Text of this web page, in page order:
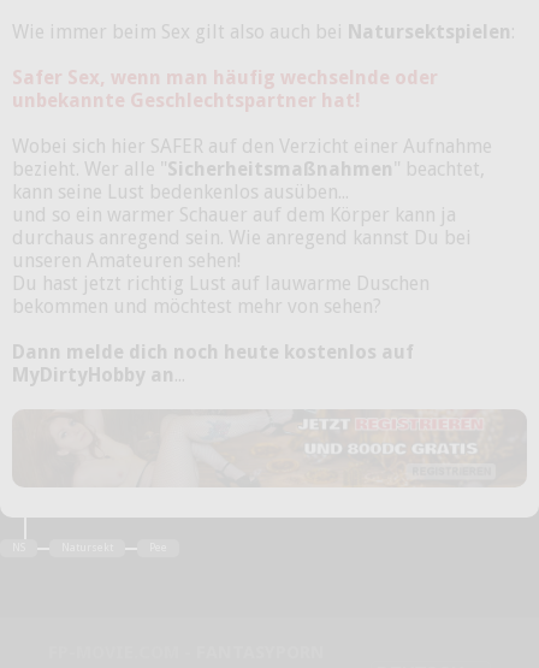
Wie immer beim Sex gilt also auch bei Natursektspielen:
Safer Sex, wenn man häufig wechselnde oder
unbekannte Geschlechtspartner hat!
Wobei sich hier SAFER auf den Verzicht einer Aufnahme
bezieht. Wer alle "Sicherheitsmaßnahmen " beachtet,
kann seine Lust bedenkenlos ausüben...
und so ein warmer Schauer auf dem Körper kann ja
durchaus anregend sein. Wie anregend kannst Du bei
unseren Amateuren sehen!
Du hast jetzt richtig Lust auf lauwarme Duschen
bekommen und möchtest mehr von sehen?
Dann melde dich noch heute kostenlos auf
MyDirtyHobby an...